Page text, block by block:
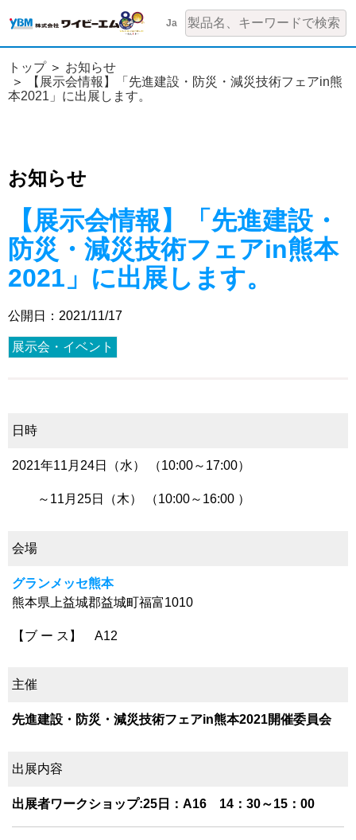
Ja
トップ
お知らせ
【展示会情報】「先進建設・防災・減災技術フェアin熊
本2021」に出展します。
お知らせ
【展示会情報】「先進建設・
防災・減災技術フェアin熊本
2021」に出展します。
公開日：2021/11/17
展示会・イベント
日時
2021年11 月24日（水） （10:00～17:00）
～11月25日（木） （10:00～16:00 ）
会場
グランメッセ熊本
熊本県上益城郡益城町福富1010
【ブ ー ス】 A12
主催
先進建設・防災・減災技術フェアin熊本2021開催委員会
出展内容
出展者ワークショップ:25日：A16 14：30～15：00